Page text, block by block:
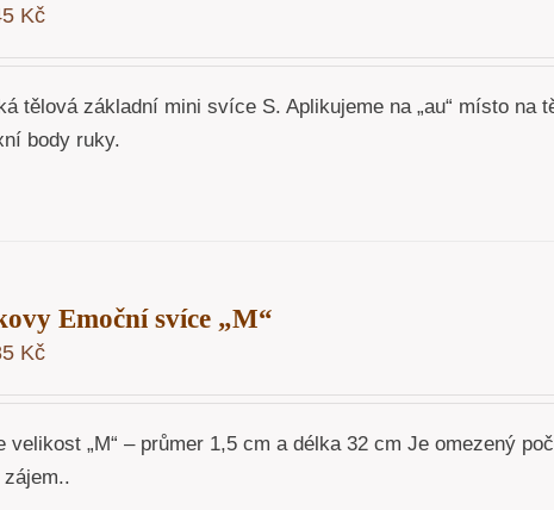
Kč
tělová základní mini svíce S. Aplikujeme na „au“ místo na
body ruky.
Emoční svíce „M“
Kč
velikost „M“ – průmer 1,5 cm a délka 32 cm Je omezený
zájem..